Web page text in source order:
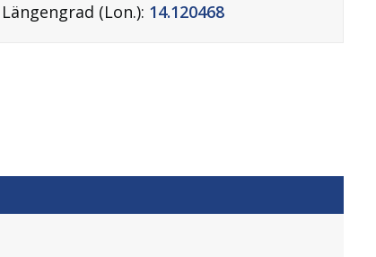
Längengrad (Lon.): 14.120468